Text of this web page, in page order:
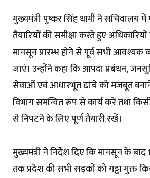
मुख्यमंत्री पुष्कर सिंह धामी ने सचिवालय
तैयारियों की समीक्षा करते हुए
मानसून प्रारम्भ होने से पूर्व सभी आवश्यक
जाएं। उन्होंने कहा कि आपदा प्रबंधन,
सेवाओं एवं आधारभूत ढांचे को मजबूत
विभाग समन्वित रूप से कार्य करें तथा
से निपटने के लिए पूर्ण तैयारी रखें।
मुख्यमंत्री ने निर्देश दिए कि मानसून के
तक प्रदेश की सभी सड़कों को गड्ढा मुक्त